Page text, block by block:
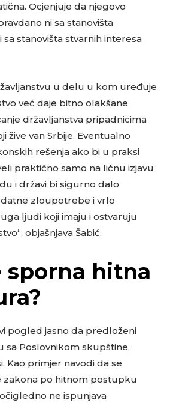
Ocjenjuje da njegovo
ni sa stanovišta
stanovišta stvarnih interesa
u delu u kom uređuje
već daje bitno olakšane
državljanstva pripadnicima
žive van Srbije. Eventualno
rešenja ako bi u praksi
praktično samo na ličnu izjavu
i državi bi sigurno dalo
zloupotrebe i vrlo
ljudi koji imaju i ostvaruju
objašnjava Šabić.
sporna hitna
pogled jasno da predloženi
sa Poslovnikom skupštine,
Kao primjer navodi da se
zakona po hitnom postupku
ne ispunjava